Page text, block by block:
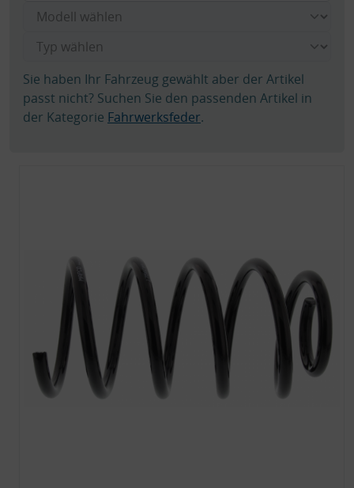
Sie haben Ihr Fahrzeug gewählt aber der Artikel
passt nicht? Suchen Sie den passenden Artikel in
der Kategorie Fahrwerksfeder.